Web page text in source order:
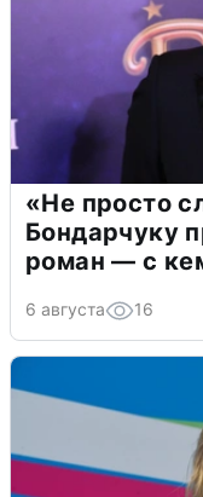
«Не просто
Бондарчуку
роман — с
6 августа 16